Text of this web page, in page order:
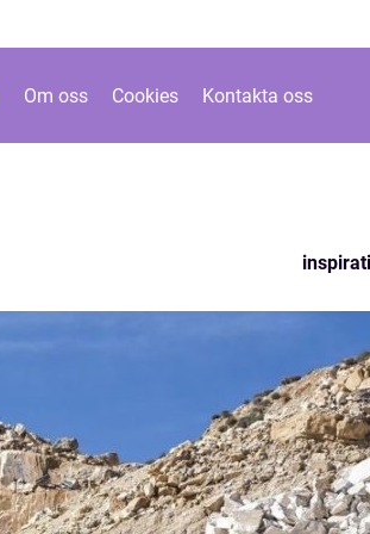
Om oss Cookies Kontakta oss